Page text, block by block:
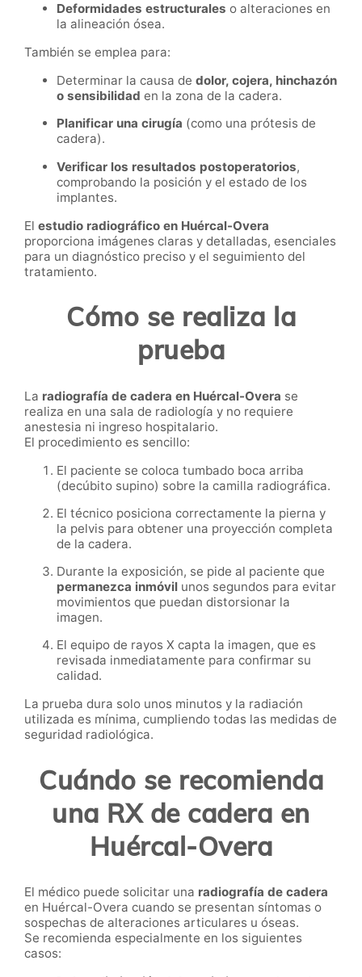
Deformidades estructurales o alteraciones en
la alineación ósea.
También se emplea para:
Determinar la causa de dolor, cojera, hinchazón
o sensibilidad en la zona de la cadera.
Planificar una cirugía (como una prótesis de
cadera).
Verificar los resultados postoperatorios,
comprobando la posición y el estado de los
implantes.
El estudio radiográfico en Huércal-Overa
proporciona imágenes claras y detalladas, esenciales
para un diagnóstico preciso y el seguimiento del
tratamiento.
Cómo se realiza la
prueba
La radiografía de cadera en Huércal-Overa se
realiza en una sala de radiología y no requiere
anestesia ni ingreso hospitalario.
El procedimiento es sencillo:
El paciente se coloca tumbado boca arriba
(decúbito supino) sobre la camilla radiográfica.
El técnico posiciona correctamente la pierna y
la pelvis para obtener una proyección completa
de la cadera.
Durante la exposición, se pide al paciente que
permanezca inmóvil unos segundos para evitar
movimientos que puedan distorsionar la
imagen.
El equipo de rayos X capta la imagen, que es
revisada inmediatamente para confirmar su
calidad.
La prueba dura solo unos minutos y la radiación
utilizada es mínima, cumpliendo todas las medidas de
seguridad radiológica.
Cuándo se recomienda
una RX de cadera en
Huércal-Overa
El médico puede solicitar una radiografía de cadera
en Huércal-Overa cuando se presentan síntomas o
sospechas de alteraciones articulares u óseas.
Se recomienda especialmente en los siguientes
casos: